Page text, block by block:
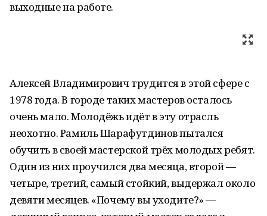
выходные на работе.
Алексей Владимирович трудится в этой сфере с
1978 года. В городе таких мастеров осталось
очень мало. Молодёжь идёт в эту отрасль
неохотно. Рамиль Шарафутдинов пытался
обучить в своей мастерской трёх молодых ребят.
Один из них проучился два месяца, второй —
четыре, третий, самый стойкий, выдержал около
девяти месяцев. «Почему вы уходите?» —